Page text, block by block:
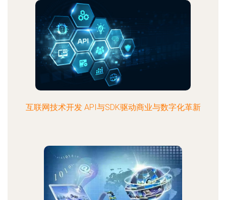
互联网技术开发 API与SDK驱动商业与数字化革新